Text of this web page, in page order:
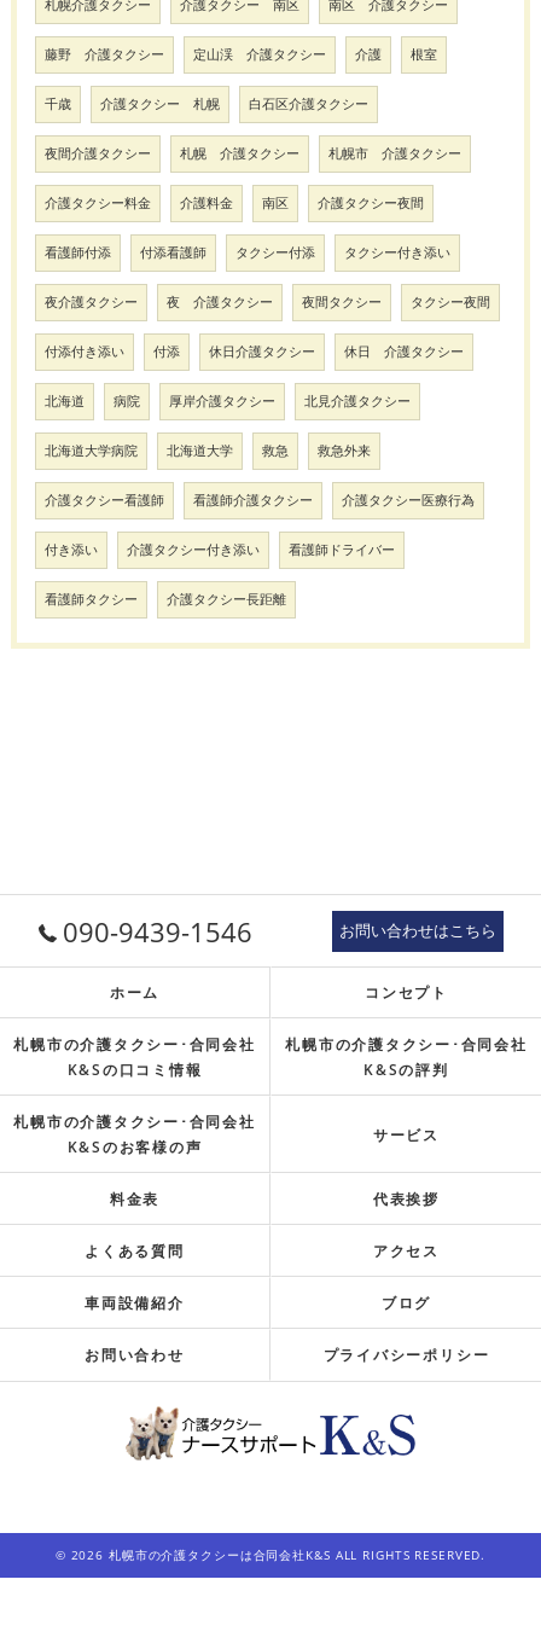
札幌介護タクシー 介護タクシー 南区 南区 介護タクシー
藤野 介護タクシー 定山渓 介護タクシー 介護 根室
千歳 介護タクシー 札幌 白石区介護タクシー
夜間介護タクシー 札幌 介護タクシー 札幌市 介護タクシー
介護タクシー料金 介護料金 南区 介護タクシー夜間
看護師付添 付添看護師 タクシー付添 タクシー付き添い
夜介護タクシー 夜 介護タクシー 夜間タクシー タクシー夜間
付添付き添い 付添 休日介護タクシー 休日 介護タクシー
北海道 病院 厚岸介護タクシー 北見介護タクシー
北海道大学病院 北海道大学 救急 救急外来
介護タクシー看護師 看護師介護タクシー 介護タクシー医療行為
付き添い 介護タクシー付き添い 看護師ドライバー
看護師タクシー 介護タクシー長距離
090-9439-1546 お問い合わせはこちら
ホーム コンセプト
札幌市の介護タクシー･合同会社
K&Sの口コミ情報
札幌市の介護タクシー･合同会社
K&Sの評判
札幌市の介護タクシー･合同会社
K&Sのお客様の声
サービス
料金表 代表挨拶
よくある質問 アクセス
車両設備紹介 ブログ
お問い合わせ プライバシーポリシー
© 2026 札幌市の介護タクシーは合同会社K&S ALL RIGHTS RESERVED.